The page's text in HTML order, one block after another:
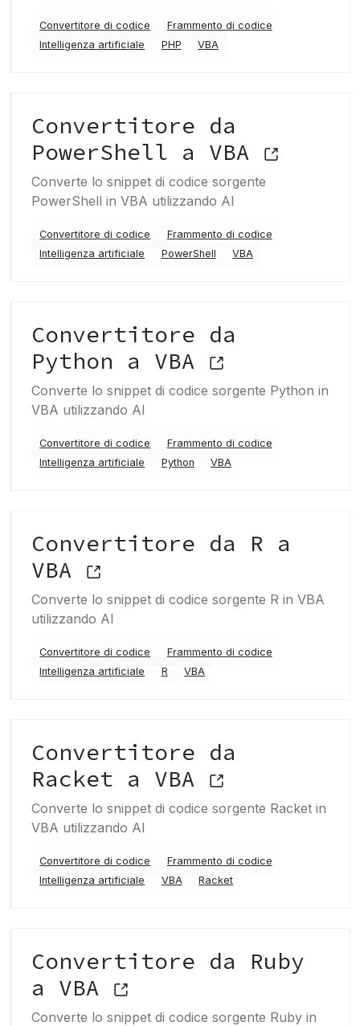
Convertitore di codice
Frammento di codice
Intelligenza artificiale
PHP VBA
Convertitore da
PowerShell a VBA
Converte lo snippet di codice sorgente
PowerShell in VBA utilizzando AI
Convertitore di codice
Frammento di codice
Intelligenza artificiale
PowerShell VBA
Convertitore da
Python a VBA
Converte lo snippet di codice sorgente Python in
VBA utilizzando AI
Convertitore di codice
Frammento di codice
Intelligenza artificiale
Python VBA
Convertitore da R a
VBA
Converte lo snippet di codice sorgente R in VBA
utilizzando AI
Convertitore di codice
Frammento di codice
Intelligenza artificiale
R VBA
Convertitore da
Racket a VBA
Converte lo snippet di codice sorgente Racket in
VBA utilizzando AI
Convertitore di codice
Frammento di codice
Intelligenza artificiale
VBA Racket
Convertitore da Ruby
a VBA
Converte lo snippet di codice sorgente Ruby in